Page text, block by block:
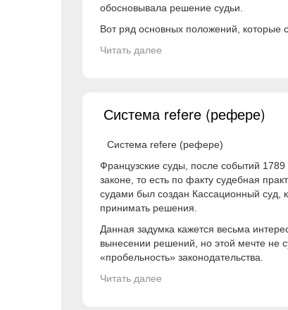
обосновывала решение судьи.
Вот ряд основных положений, которые
Читать далее
Система refere (рефере)
Система refere (рефере)
Французские суды, после событий
законе, то есть по факту судебная
судами был создан Кассационный суд,
принимать решения.
Данная задумка кажется весьма
вынесении решений, но этой мечте не
«пробельность» законодательства.
Читать далее